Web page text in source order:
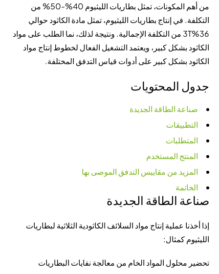
من أهم المكونات، تمثل بطاريات الليثيوم 40%-50% من
التكلفة. في إنتاج بطاريات الليثيوم، تمثل مادة الكاثود حوالي
36%3T من التكلفة الإجمالية. ونتيجة لذلك، نما الطلب على مواد
الكاثود بشكل كبير، ويعتمد التشغيل الفعال لخطوط إنتاج مواد
الكاثود بشكل كبير على أدوات قياس التدفق المختلفة.
جدول المحتويات
صناعة الطاقة الجديدة
التطبيقات
المتطلبات
المنتج المستخدم
المزيد من مقاييس التدفق الموصى بها
الخاتمة
صناعة الطاقة الجديدة
إذا أخذنا عملية إنتاج مواد السلائف الكاثودية الثلاثية لبطاريات
الليثيوم كمثال:
تحضير محلول المواد الخام من معالجة نفايات البطاريات